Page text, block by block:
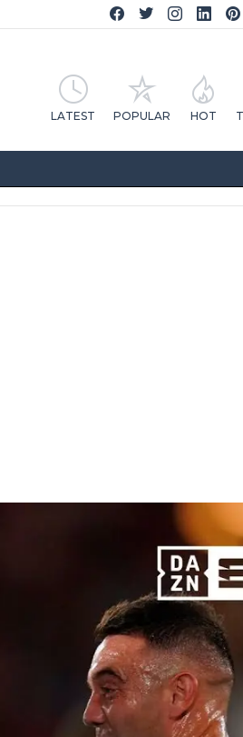
Facebook CA Notícias
Twitter CA Notícias
Instagram
LATEST POPULAR HOT